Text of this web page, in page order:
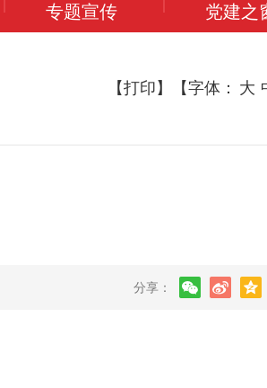
专题宣传 党建之
【打印】 【字体： 大
分享：